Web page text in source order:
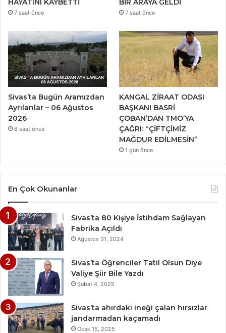
HAYATINI KAYBETTİ
7 saat önce
BİR ARAYA GELDİ
7 saat önce
Sivas’ta Bugün Aramızdan
Ayrılanlar – 06 Ağustos
2026
8 saat önce
KANGAL ZİRAAT ODASI
BAŞKANI BASRİ
ÇOBAN’DAN TMO’YA
ÇAĞRI: “ÇİFTÇİMİZ
MAĞDUR EDİLMESİN”
1 gün önce
En Çok Okunanlar
Sivas’ta 80 Kişiye İstihdam Sağlayan
Fabrika Açıldı
Ağustos 31, 2024
Sivas’ta Öğrenciler Tatil Olsun Diye
Valiye Şiir Bile Yazdı
Şubat 4, 2025
Sivas’ta ahırdaki ineği çalan hırsızlar
jandarmadan kaçamadı
Ocak 15, 2025